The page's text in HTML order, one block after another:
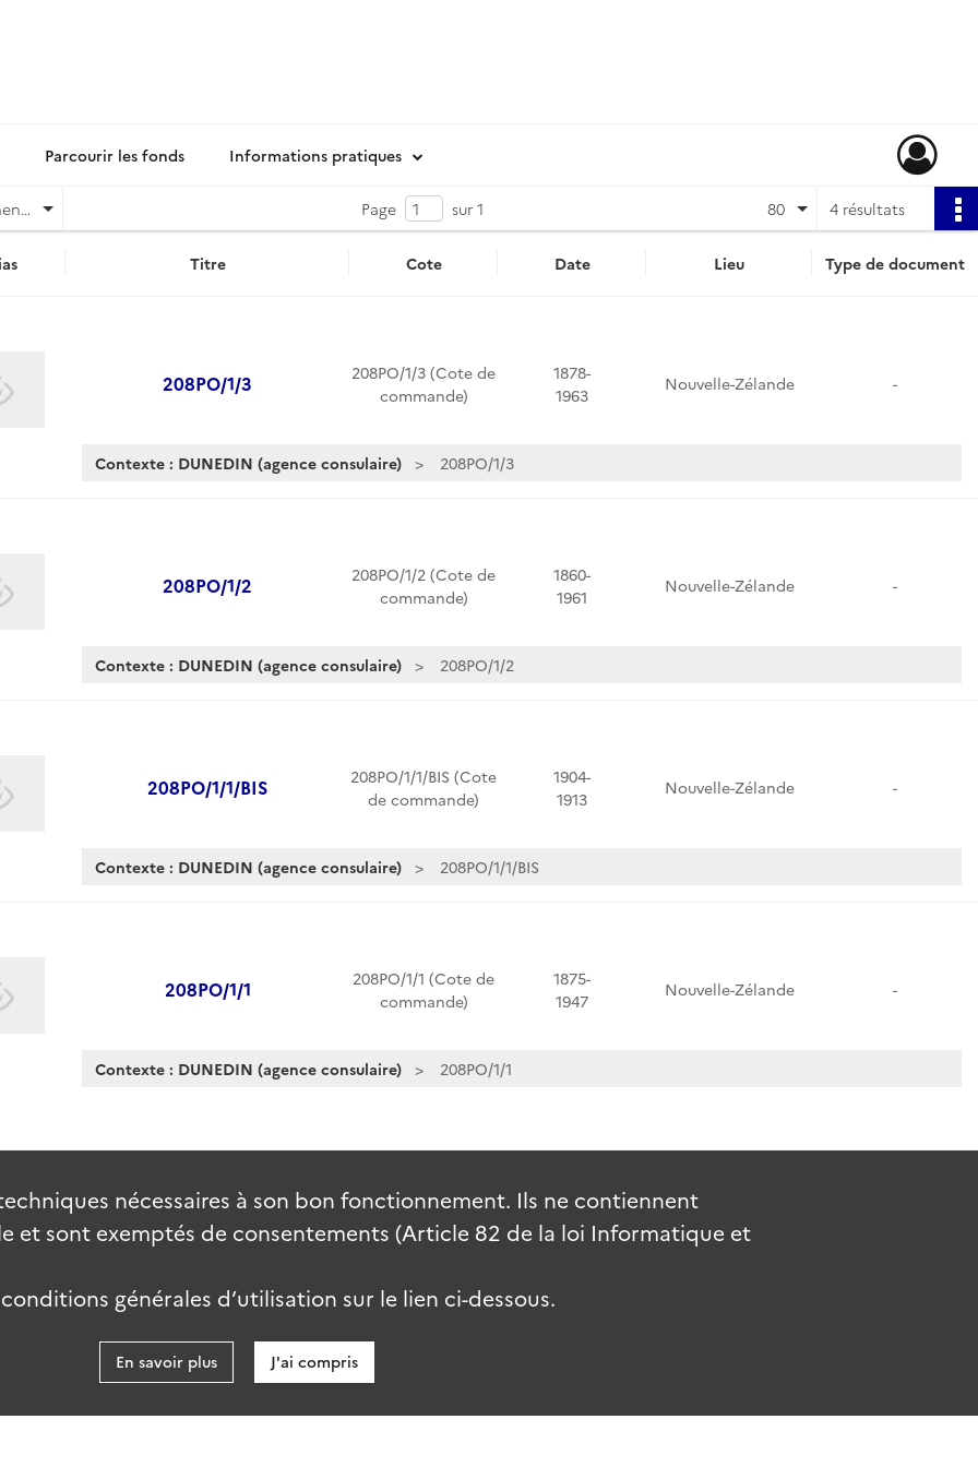
Parcourir les fonds Informations pratiques
Pertinence Page sur 1 4 résultats
80
Titre Cote Date Lieu Type de document
208PO/1/3
208PO/1/3 (Cote de
commande)
1878-
1963
Nouvelle-Zélande -
Contexte : DUNEDIN (agence consulaire) 208PO/1/3
208PO/1/2
208PO/1/2 (Cote de
commande)
1860-
1961
Nouvelle-Zélande -
Contexte : DUNEDIN (agence consulaire) 208PO/1/2
208PO/1/1/BIS
208PO/1/1/BIS (Cote
de commande)
1904-
1913
Nouvelle-Zélande -
Contexte : DUNEDIN (agence consulaire) 208PO/1/1/BIS
208PO/1/1
208PO/1/1 (Cote de
commande)
1875-
1947
Nouvelle-Zélande -
Contexte : DUNEDIN (agence consulaire) 208PO/1/1
nécessaires à son bon fonctionnement. Ils ne contiennent
et sont exemptés de consentements (Article 82 de la loi Informatique et
générales d’utilisation sur le lien ci-dessous.
En savoir plus J'ai compris